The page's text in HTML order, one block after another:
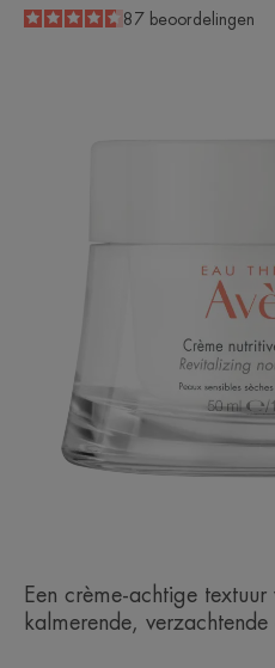
4.6
/
5
87 beoordelingen
Een crème-achtige
kalmerende, verzachtende